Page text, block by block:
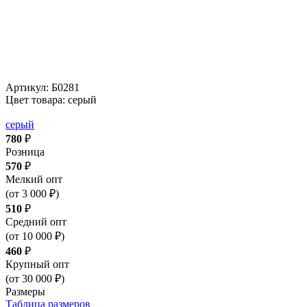
Артикул: Б0281
Цвет товара: серый
серый
780 ₽
Розница
570 ₽
Мелкий опт
(от 3 000 ₽)
510 ₽
Средний опт
(от 10 000 ₽)
460 ₽
Крупный опт
(от 30 000 ₽)
Размеры
Таблица размеров